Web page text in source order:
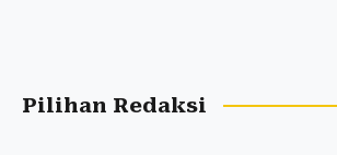
Pilihan Redaksi